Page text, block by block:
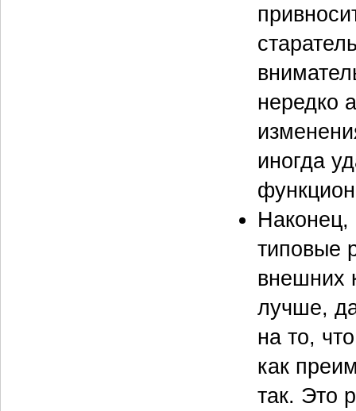
нередко
иногда
Наконец,
типовые
внешних
лучше,
на то,
как
так. Это